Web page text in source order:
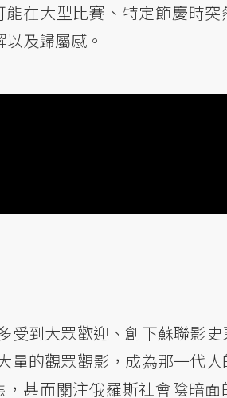
在大型比賽、特定節慶時突
及歸屬感。
受到大眾歡迎、創下蘇聯影史
量的觀眾觀影，成為那一代人
甚而關注俄羅斯社會陰暗面